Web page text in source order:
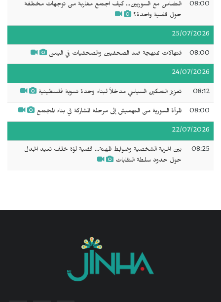
08:00
التضامن مع السوريين... كيف اجتمع مغاربة من توجهات مختلفة
حول قضية واحدة؟
25/07/2026
08:00 انتهاكات ممنهجة ضد الصحفيين والصحفيات في اليمن
24/07/2026
08:12 تعزيز التمكين السياسي مدخلاً لبناء وحدة نسوية فلسطينية
08:00 المرأة السورية من التهميش إلى مرحلة المشاركة في بناء المجتمع
22/07/2026
08:25
بين الحرية الشخصية وضوابط المهنة... قضية لؤة خلف تعيد الجدل
حول حدود سلطة النقابات